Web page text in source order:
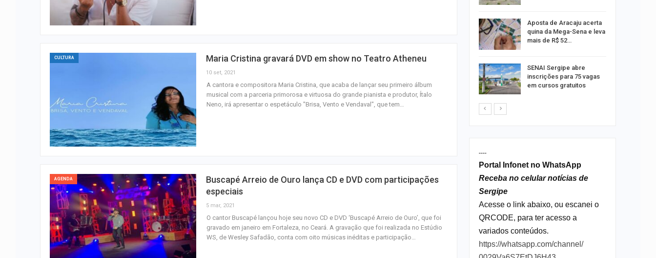
CULTURA Maria Cristina gravará DVD em show no Teatro Atheneu
10 set, 2021
A cantora e compositora Maria Cristina, que acaba de lançar seu primeiro álbum
musical com a parceria primorosa e virtuosa do grande pianista e produtor, Ítalo
Neno, irá apresentar o espetáculo "Brisa, Vento e Vendaval", que tem…
AGENDA
Buscapé Arreio de Ouro lança CD e DVD com participações
especiais
5 mar, 2021
O cantor Buscapé lançou hoje seu novo CD e DVD ‘Buscapé Arreio de Ouro’, que foi
gravado em janeiro em Fortaleza, no Ceará. A gravação que foi realizada no Estúdio
WS, de Wesley Safadão, conta com oito músicas inéditas e participação…
violência doméstica
Aposta de Aracaju acerta
quina da Mega-Sena e leva
mais de R$ 52…
SENAI Sergipe abre
inscrições para 75 vagas
em cursos gratuitos
----
Portal Infonet no WhatsApp
Receba no celular notícias de
Sergipe
Acesse o link abaixo, ou escanei o
QRCODE, para ter acesso a
variados conteúdos.
https://whatsapp.com/channel/